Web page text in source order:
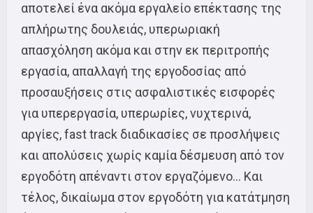
αποτελεί ένα ακόμα εργαλείο επέκτασης της
απλήρωτης δουλειάς, υπερωριακή
απασχόληση ακόμα και στην εκ περιτροπής
εργασία, απαλλαγή της εργοδοσίας από
προσαυξήσεις στις ασφαλιστικές εισφορές
για υπερεργασία, υπερωρίες, νυχτερινά,
αργίες, fast track διαδικασίες σε προσλήψεις
και απολύσεις χωρίς καμία δέσμευση από τον
εργοδότη απέναντι στον εργαζόμενο… Και
τέλος, δικαίωμα στον εργοδότη για κατάτμηση